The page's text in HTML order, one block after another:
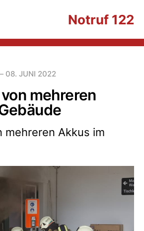
Notruf 122
08. JUNI 2022
mehreren
mehreren Akkus im